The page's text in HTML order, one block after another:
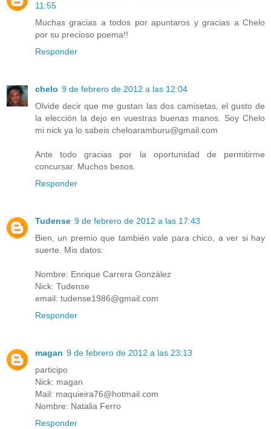
11:55
Muchas gracias a todos por apuntaros y gracias a Chelo
por su precioso poema!!
Responder
chelo 9 de febrero de 2012 a las 12:04
Olvide decir que me gustan las dos camisetas, el gusto de
la elección la dejo en vuestras buenas manos. Soy Chelo
mi nick ya lo sabeis cheloaramburu@gmail.com
Ante todo gracias por la oportunidad de permitirme
concursar. Muchos besos.
Responder
Tudense 9 de febrero de 2012 a las 17:43
Bien, un premio que también vale para chico, a ver si hay
suerte. Mis datos:
Nombre: Enrique Carrera González
Nick: Tudense
email: tudense1986@gmail.com
Responder
magan 9 de febrero de 2012 a las 23:13
participo
Nick: magan
Mail: maquieira76@hotmail.com
Nombre: Natalia Ferro
Responder